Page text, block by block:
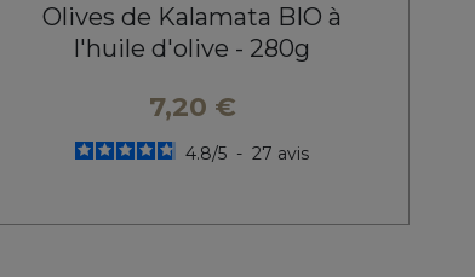
Olives de Kalamata BIO à
l'huile d'olive - 280g
7,20 €
4.8/5 - 27 avis